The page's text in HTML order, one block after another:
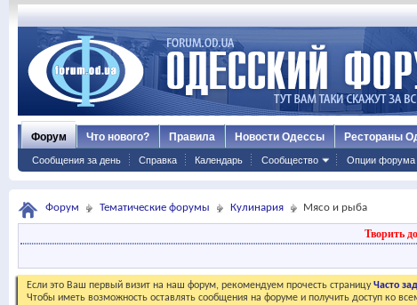
Форум
Сообщения за день Справка Календарь Сообщество Опции форума
Что нового? Правила Новости Одессы Рестораны
Форум Тематические форумы Кулинария Мясо и рыба
Творить
Если это Ваш первый визит на наш форум, рекомендуем прочесть страницуЧасто
Чтобы иметь возможность оставлять сообщения на форуме и получить доступ ко